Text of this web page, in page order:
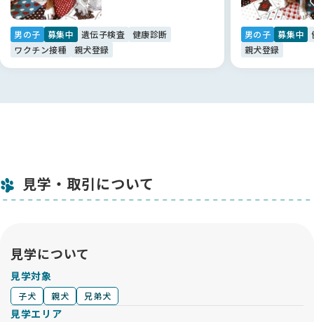
【BreederFamiliesへ】
正直、最初はブリーダーさんを探すのにとても迷いました。大
手のサイトだとブリーダーさんがたくさん出てきて、口コミも
あるけれどピンとこなくて、どこで選べばいいのかわからない
なりました。
「ここなら信頼できるブリーダーさんに出会える」と思えたの
男の子 募集中 遺伝子検査
健康診断
ワクチン接種
親犬登録
男の子 募集中
親犬登録
見学・取引について
見学について
見学対象
子犬 親犬 兄弟犬
見学エリア